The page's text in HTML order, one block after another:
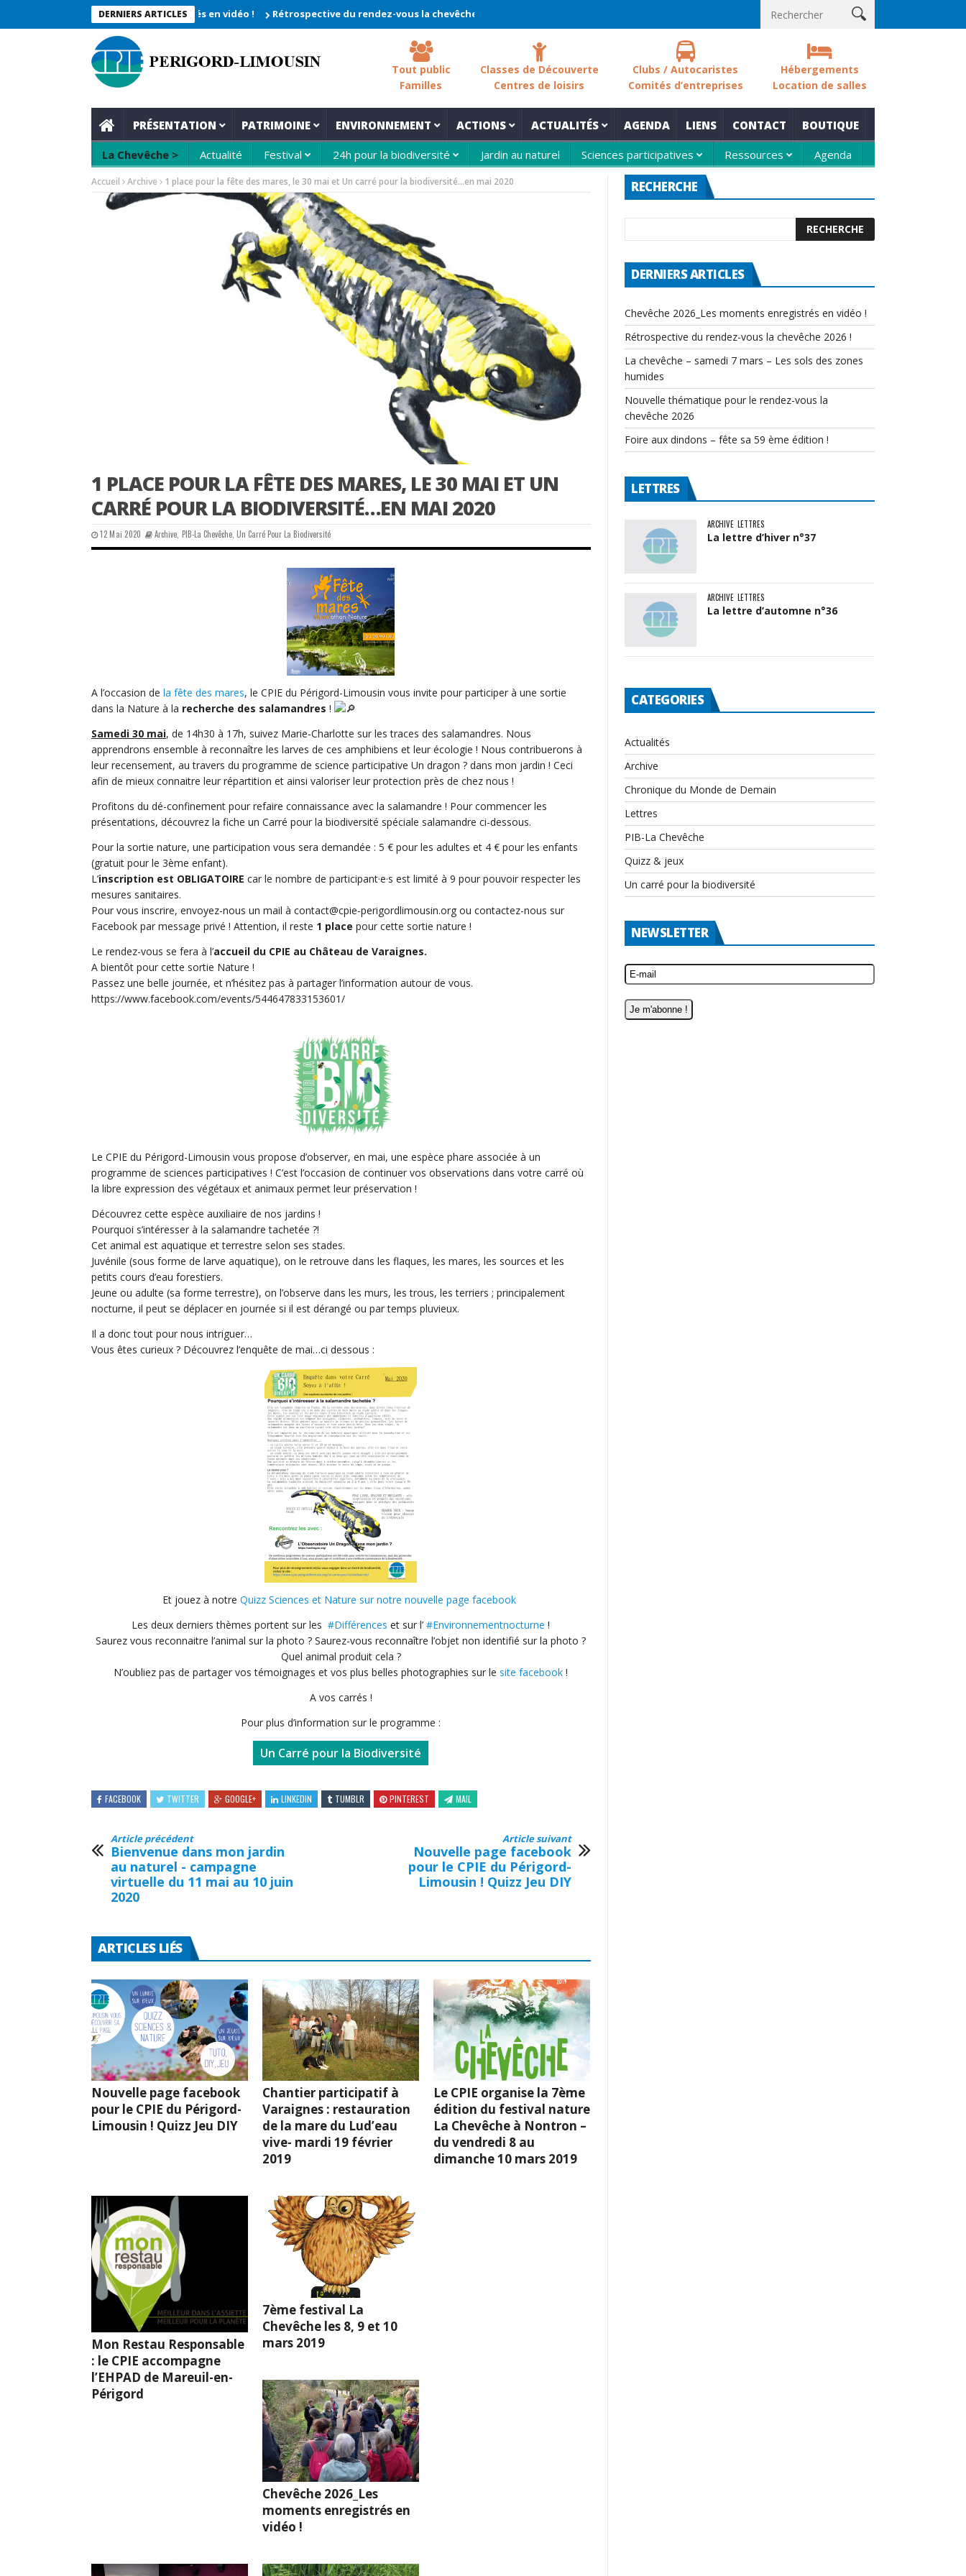
DERNIERS ARTICLES
2026_Les moments enregistrés en vidéo ! Rétrospective du rendez-vous la chevêche 2026 ! Nouvelle thématique pour le rendez-
Tout public
Familles
Classes de Découverte
Centres de loisirs
Clubs / Autocaristes
Comités d’entreprises
Hébergements
Location de salles
PRÉSENTATION PATRIMOINE ENVIRONNEMENT ACTIONS ACTUALITÉS AGENDA LIENS CONTACT BOUTIQUE
La Chevêche > Actualité Festival 24h pour la biodiversité Jardin au naturel Sciences participatives Ressources Agenda
Accueil Archive 1 place pour la fête des mares, le 30 mai et Un carré pour la biodiversité…en mai 2020
1 PLACE POUR LA FÊTE DES MARES, LE 30 MAI ET UN
CARRÉ POUR LA BIODIVERSITÉ…EN MAI 2020
12 Mai 2020 Archive, PIB-La Chevêche,Un Carré Pour La Biodiversité
A l’occasion de la fête des mares, le CPIE du Périgord-Limousin vous invite pour participer à une sortie
dans la Nature à la recherche des salamandres !
Samedi 30 mai, de 14h30 à 17h, suivez Marie-Charlotte sur les traces des salamandres. Nous
apprendrons ensemble à reconnaître les larves de ces amphibiens et leur écologie ! Nous contribuerons à
leur recensement, au travers du programme de science participative Un dragon ? dans mon jardin ! Ceci
afin de mieux connaitre leur répartition et ainsi valoriser leur protection près de chez nous !
Profitons du dé-confinement pour refaire connaissance avec la salamandre ! Pour commencer les
présentations, découvrez la fiche un Carré pour la biodiversité spéciale salamandre ci-dessous.
Pour la sortie nature, une participation vous sera demandée : 5 € pour les adultes et 4 € pour les enfants
(gratuit pour le 3ème enfant).
L’inscription est OBLIGATOIRE car le nombre de participant·e·s est limité à 9 pour pouvoir respecter les
mesures sanitaires.
Pour vous inscrire, envoyez-nous un mail à contact@cpie-perigordlimousin.org ou contactez-nous sur
Facebook par message privé ! Attention, il reste 1 place pour cette sortie nature !
Le rendez-vous se fera à l’accueil du CPIE au Château de Varaignes.
A bientôt pour cette sortie Nature !
Passez une belle journée, et n’hésitez pas à partager l’information autour de vous.
https://www.facebook.com/events/544647833153601/
Le CPIE du Périgord-Limousin vous propose d’observer, en mai, une espèce phare associée à un
programme de sciences participatives ! C’est l’occasion de continuer vos observations dans votre carré où
la libre expression des végétaux et animaux permet leur préservation !
Découvrez cette espèce auxiliaire de nos jardins !
Pourquoi s’intéresser à la salamandre tachetée ?!
Cet animal est aquatique et terrestre selon ses stades.
Juvénile (sous forme de larve aquatique), on le retrouve dans les flaques, les mares, les sources et les
petits cours d’eau forestiers.
Jeune ou adulte (sa forme terrestre), on l’observe dans les murs, les trous, les terriers ; principalement
nocturne, il peut se déplacer en journée si il est dérangé ou par temps pluvieux.
Il a donc tout pour nous intriguer…
Vous êtes curieux ? Découvrez l’enquête de mai…ci dessous :
Et jouez à notreQuizz Sciences et Nature sur notre nouvelle page facebook
Les deux derniers thèmes portent sur les#Différences et sur l’#Environnementnocturne !
Saurez vous reconnaitre l’animal sur la photo ?Saurez-vous reconnaître l’objet non identifié sur la photo ?
Quel animal produit cela ?
N’oubliez pas de partager vos témoignages et vos plus belles photographies sur lesite facebook !
A vos carrés !
Pour plus d’information sur le programme :
Un Carré pour la Biodiversité
FACEBOOK TWITTER GOOGLE+ LINKEDIN TUMBLR PINTEREST MAIL
Article précédent
Bienvenue dans mon jardin
au naturel - campagne
virtuelle du 11 mai au 10 juin
2020
Article suivant
Nouvelle page facebook
pour le CPIE du Périgord-
Limousin ! Quizz Jeu DIY
ARTICLES LIÉS
Nouvelle page facebook
pour le CPIE du Périgord-
Limousin ! Quizz Jeu DIY
Chantier participatif à
Varaignes : restauration
de la mare du Lud’eau
vive- mardi 19 février
2019
Le CPIE organise la 7ème
édition du festival nature
La Chevêche à Nontron –
du vendredi 8 au
dimanche 10 mars 2019
Mon Restau Responsable
: le CPIE accompagne
l’EHPAD de Mareuil-en-
Périgord
7ème festival La
Chevêche les 8, 9 et 10
mars 2019
Chevêche 2026_Les
moments enregistrés en
vidéo !
RECHERCHE
DERNIERS ARTICLES
Chevêche 2026_Les moments enregistrés en vidéo !
Rétrospective du rendez-vous la chevêche 2026 !
La chevêche – samedi 7 mars – Les sols des zones
humides
Nouvelle thématique pour le rendez-vous la
chevêche 2026
Foire aux dindons – fête sa 59 ème édition !
LETTRES
ARCHIVE LETTRES
La lettre d’hiver n°37
ARCHIVE LETTRES
La lettre d’automne n°36
CATEGORIES
Actualités
Archive
Chronique du Monde de Demain
Lettres
PIB-La Chevêche
Quizz & jeux
Un carré pour la biodiversité
NEWSLETTER